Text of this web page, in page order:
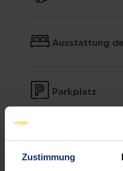
Zustimmung
Ausstattung
Parkplatz
Gesprochenen